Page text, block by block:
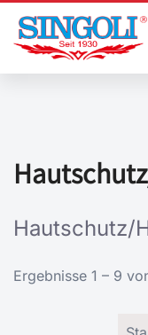
Zum
Inhalt
springen
Hautschutz/
Ergebnisse 1 – 9